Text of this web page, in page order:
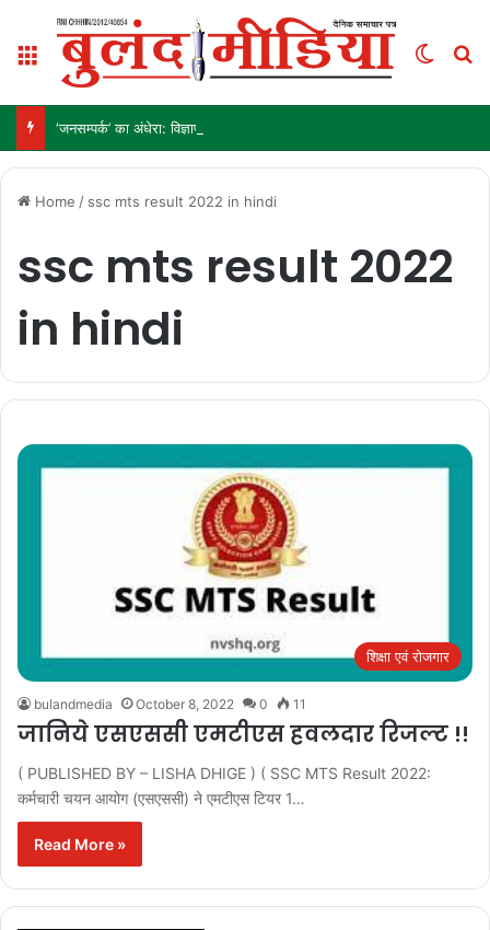
Menu
‘जनसम्पर्क’ का अंधेरा: विज्ञापन अब ‘इनाम’ नहीं, ‘हथियार’ है!
Home / ssc mts result 2022 in hindi
ssc mts result 2022
in hindi
शिक्षा एवं रोजगार
bulandmedia October 8, 2022 0 11
जानिये एसएससी एमटीएस हवलदार रिजल्ट !!
( PUBLISHED BY – LISHA DHIGE ) ( SSC MTS Result 2022:
कर्मचारी चयन आयोग (एसएससी) ने एमटीएस टियर 1…
Read More »